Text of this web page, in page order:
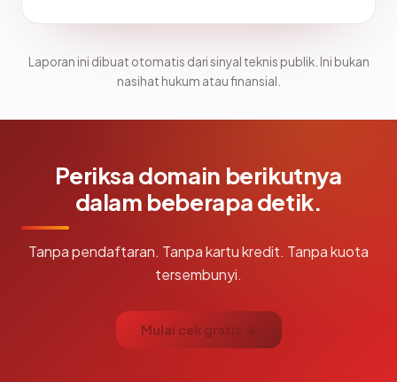
Laporan ini dibuat otomatis dari sinyal teknis publik. Ini bukan
nasihat hukum atau finansial.
Periksa domain berikutnya
dalam beberapa detik.
Tanpa pendaftaran. Tanpa kartu kredit. Tanpa kuota
tersembunyi.
Mulai cek gratis →